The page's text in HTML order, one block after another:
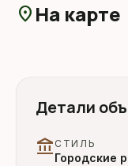
location_on На карте
Детали
account_balance СТИЛЬ
Городские